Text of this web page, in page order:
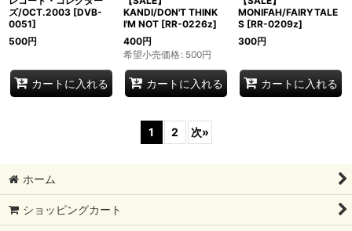
ズ/OCT.2003 [DVB-
0051]
500円
カートに入れる
KANDI/DON'T THINK
I'M NOT [RR-0226z]
400円
希望小売価格: 500円
カートに入れる
MONIFAH/FAIRYTALE
S [RR-0209z]
300円
カートに入れる
1 2 次»
ホーム
ショッピングカート